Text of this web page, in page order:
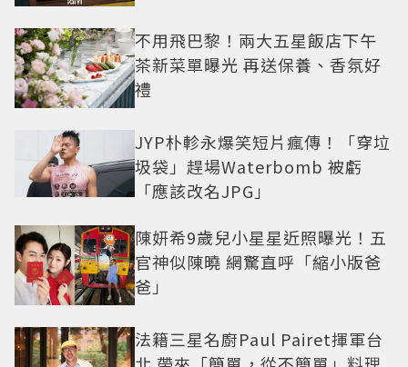
不用飛巴黎！兩大五星飯店下午
茶新菜單曝光 再送保養、香氛好
禮
JYP朴軫永爆笑短片瘋傳！「穿垃
圾袋」趕場Waterbomb 被虧
「應該改名JPG」
陳妍希9歲兒小星星近照曝光！五
官神似陳曉 網驚直呼「縮小版爸
爸」
法籍三星名廚Paul Pairet揮軍台